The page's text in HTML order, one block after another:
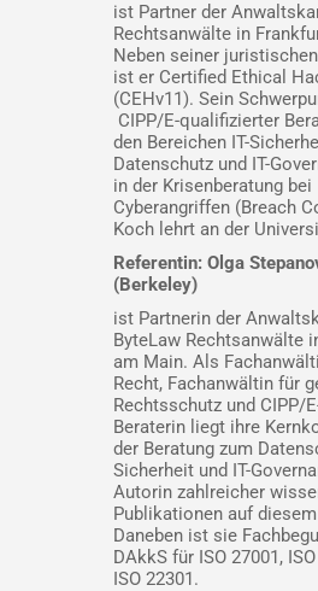
ist Partner der
Rechtsanwälte in
Neben seiner
ist er Certified Ethical
(CEHv11). Sein
CIPP/E-qualifizierter
den Bereichen IT-
Datenschutz und IT-
in der Krisenberatung bei
Cyberangriffen (Breach
Koch lehrt an der
Referentin: Olga
(Berkeley)
ist Partnerin der
ByteLaw Rechtsanwälte
am Main. Als
Recht, Fachanwältin für
Rechtsschutz und CIPP/
Beraterin liegt ihre
der Beratung zum
Sicherheit und IT-
Autorin zahlreicher
Publikationen auf
Daneben ist sie
DAkkS für ISO 27001,
ISO 22301.